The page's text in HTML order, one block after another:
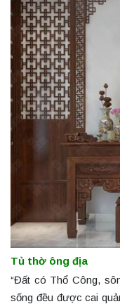
Tủ thờ ông địa
“Đất có Thổ Công,
sống đều được cai